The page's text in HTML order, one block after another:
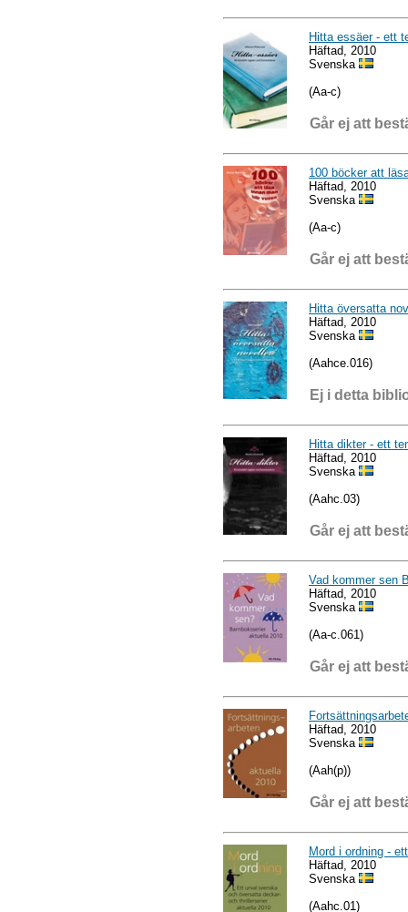
Hitta essäer - ett
Häftad, 2010
Svenska
(Aa-c)
Går ej att
100 böcker att
Häftad, 2010
Svenska
(Aa-c)
Går ej att
Hitta översatta
Häftad, 2010
Svenska
(Aahce.016)
Ej i detta
Hitta dikter - ett
Häftad, 2010
Svenska
(Aahc.03)
Går ej att
Vad kommer sen
Häftad, 2010
Svenska
(Aa-c.061)
Går ej att
Häftad, 2010
Svenska
(Aah(p))
Går ej att
Mord i ordning -
Häftad, 2010
Svenska
(Aahc.01)